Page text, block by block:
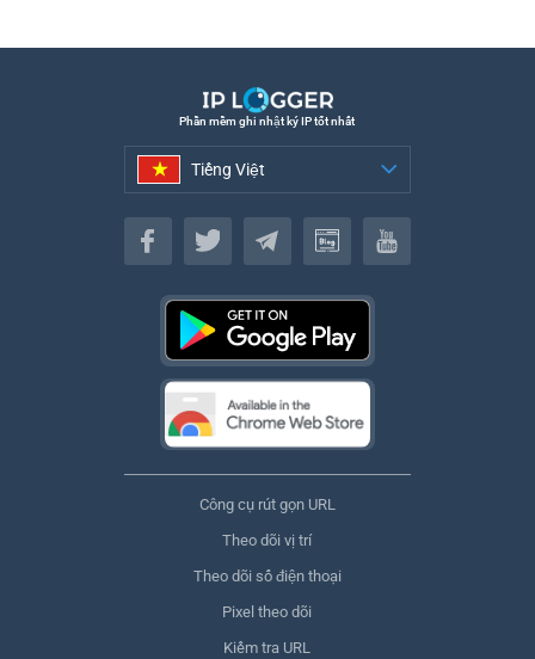
Phần mềm ghi nhật ký IP tốt nhất
Tiếng Việt
Tiếng Việt
Công cụ rút gọn URL
Theo dõi vị trí
Theo dõi số điện thoại
Pixel theo dõi
Kiểm tra URL